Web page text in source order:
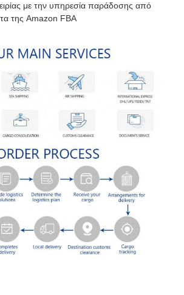
με την υπηρεσία παράδοσης από
της Amazon FBA